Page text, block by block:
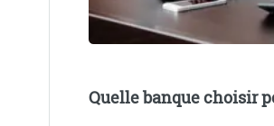
Quelle banque choisir